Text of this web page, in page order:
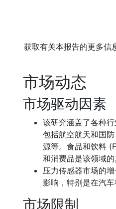
获取有关本报告的更多信
市场动态
市场驱动因素
该研究涵盖了各种
包括航空航天和国
源等。食品和饮料
和消费品是该领域的
压力传感器市场的
影响，特别是在汽车
市场限制